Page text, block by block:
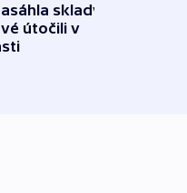
sklady
útočili v